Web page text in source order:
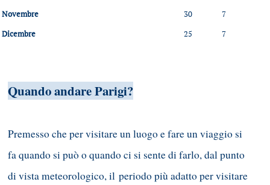
Novembre
30
7
Dicembre
25 7
Quando andare Parigi?
Premesso che per visitare un luogo e fare un viaggio si
fa quando si può o quando ci si sente di farlo, dal punto
di vista meteorologico, il periodo più adatto per visitare